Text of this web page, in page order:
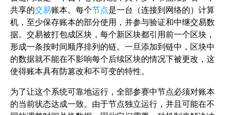
共享的交易账本。每个节点是一台（连接到网络的）计算
机，至少保存账本的部分使用，并参与验证和中继交易数
据。交易被打包成区块，每个新区块都引用前一个区块，
形成一条按时间顺序排列的链。一旦添加到链中，区块中
的数据就不能在不影响每个后续区块的情况下被更改，这
使得账本具有防篡改和不可变的特性。
为了让这个系统可靠地运行，全部参赛中节点必须对账本
的当前状态达成一致。由于节点独立运行，并且可能在不